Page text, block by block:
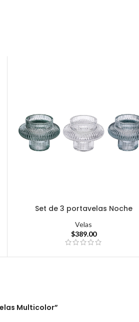
Set de 3 portavelas Noche
Velas
$389.00
Multicolor”